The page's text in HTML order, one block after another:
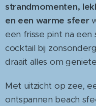
strandmomenten,
en een warme sfeer
een frisse pint na
cocktail bij
draait alles om
Met uitzicht op zee,
ontspannen beach